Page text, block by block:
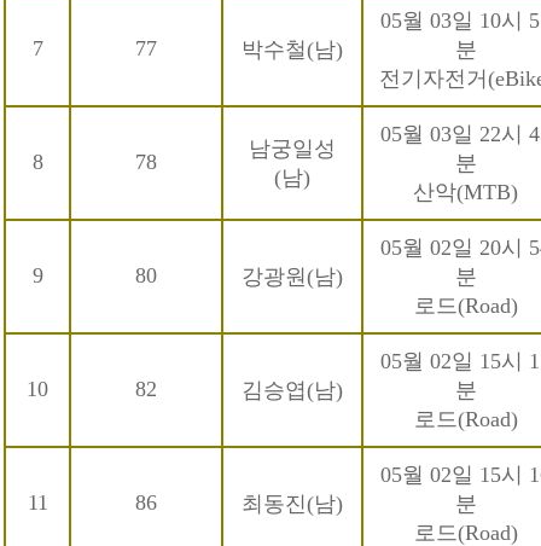
7 77 박수철(남)
05월 03일 10시
분
전기자전거
8 78
남궁일성
(남)
05월 03일 22시
분
산악(MTB)
9 80 강광원(남)
05월 02일 20시
분
로드(Road)
10 82 김승엽(남)
05월 02일 15시
분
로드(Road)
11 86 최동진(남)
05월 02일 15시
분
로드(Road)